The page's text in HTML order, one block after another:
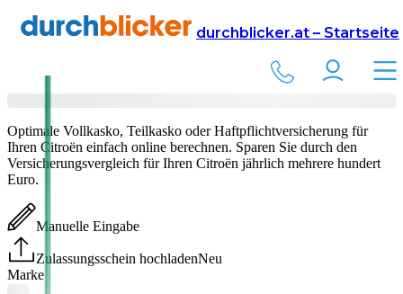
durchblicker.at – Startseite
Versicherung Autoversicherung
Versicherung vergleichen & abschließen
Optimale Vollkasko, Teilkasko oder Haftpflichtversicherung für
Ihren Citroën einfach online berechnen. Sparen Sie durch den
Versicherungsvergleich für Ihren Citroën jährlich mehrere hundert
Euro.
Manuelle Eingabe
Zulassungsschein hochladenNeu
Marke